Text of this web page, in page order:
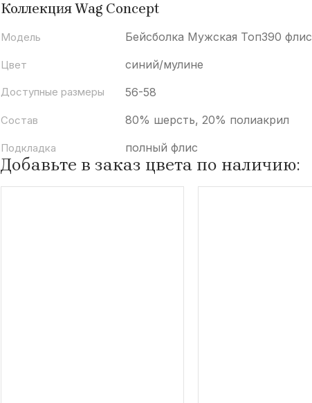
Коллекция Wag Concept
Модель Бейсболка Мужская Топ390 флис
Цвет синий/мулине
Доступные размеры 56-58
Состав 80% шерсть, 20% полиакрил
Подкладка полный флис
Добавьте в заказ цвета по наличию: